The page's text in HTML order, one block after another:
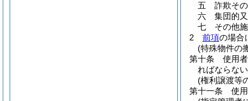
五
詐欺そ
六
集団的
七
その他
2
前項の場合
(特殊物件の
第十条
使用
ればならない
(権利譲渡等
第十一条
使